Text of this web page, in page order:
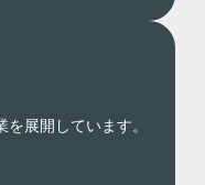
展開しています。